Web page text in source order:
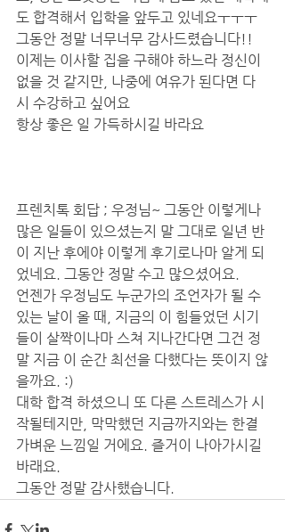
도 합격해서 입학을 앞두고 있네요ㅜㅜㅜ
그동안 정말 너무너무 감사드렸습니다!!
이제는 이사할 집을 구해야 하느라 정신이
없을 것 같지만, 나중에 여유가 된다면 다
시 수강하고 싶어요
항상 좋은 일 가득하시길 바라요
프렌치톡 회답 ; 우정님~ 그동안 이렇게나
많은 일들이 있으셨는지 말 그대로 일년 반
이 지난 후에야 이렇게 후기로나마 알게 되
었네요. 그동안 정말 수고 많으셨어요.
언젠가 우정님도 누군가의 조언자가 될 수
있는 날이 올 때, 지금의 이 힘들었던 시기
들이 살짝이나마 스쳐 지나간다면 그건 정
말 지금 이 순간 최선을 다했다는 뜻이지 않
을까요. :)
대학 합격 하셨으니 또 다른 스트레스가 시
작될테지만, 막막했던 지금까지와는 한결
가벼운 느낌일 거에요. 즐거이 나아가시길
바래요.
그동안 정말 감사했습니다.